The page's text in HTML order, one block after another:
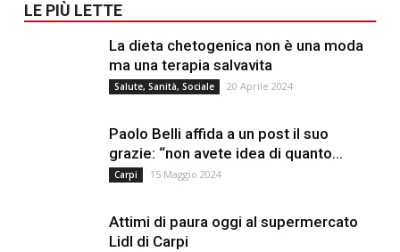
LE PIÙ LETTE
La dieta chetogenica non è una moda
ma una terapia salvavita
Salute, Sanità, Sociale 20 Aprile 2024
Paolo Belli affida a un post il suo
grazie: “non avete idea di quanto...
Carpi 15 Maggio 2024
Attimi di paura oggi al supermercato
Lidl di Carpi